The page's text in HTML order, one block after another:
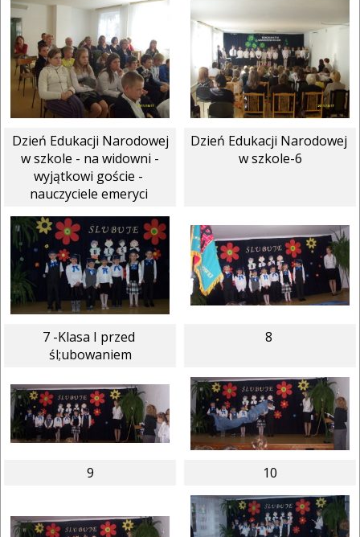
w szkole - na widowni -
wyjątkowi goście -
nauczyciele emeryci
Dzień Edukacji Narodowej
w szkole-6
7 -Klasa I przed
śl;ubowaniem
8
9 10